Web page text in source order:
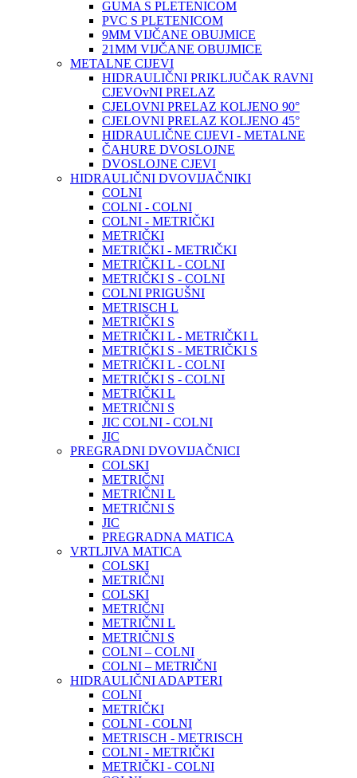
GUMA S PLETENICOM
PVC S PLETENICOM
9MM VIJČANE OBUJMICE
21MM VIJČANE OBUJMICE
METALNE CIJEVI
HIDRAULIČNI PRIKLJUČAK RAVNI
CJEVOvNI PRELAZ
CJELOVNI PRELAZ KOLJENO 90°
CJELOVNI PRELAZ KOLJENO 45°
HIDRAULIČNE CIJEVI - METALNE
ČAHURE DVOSLOJNE
DVOSLOJNE CJEVI
HIDRAULIČNI DVOVIJAČNIKI
COLNI
COLNI - COLNI
COLNI - METRIČKI
METRIČKI
METRIČKI - METRIČKI
METRIČKI L - COLNI
METRIČKI S - COLNI
COLNI PRIGUŠNI
METRISCH L
METRIČKI S
METRIČKI L - METRIČKI L
METRIČKI S - METRIČKI S
METRIČKI L - COLNI
METRIČKI S - COLNI
METRIČKI L
METRIČNI S
JIC COLNI - COLNI
JIC
PREGRADNI DVOVIJAČNICI
COLSKI
METRIČNI
METRIČNI L
METRIČNI S
JIC
PREGRADNA MATICA
VRTLJIVA MATICA
COLSKI
METRIČNI
COLSKI
METRIČNI
METRIČNI L
METRIČNI S
COLNI – COLNI
COLNI – METRIČNI
HIDRAULIČNI ADAPTERI
COLNI
METRIČKI
COLNI - COLNI
METRISCH - METRISCH
COLNI - METRIČKI
METRIČKI - COLNI